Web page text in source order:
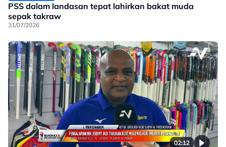
PSS dalam landasan tepat lahirkan bakat muda
sepak takraw
31/07/2026
02:12